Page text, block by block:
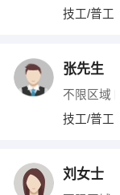
技工/普工
张先生
不限区域
技工/普工
刘女士